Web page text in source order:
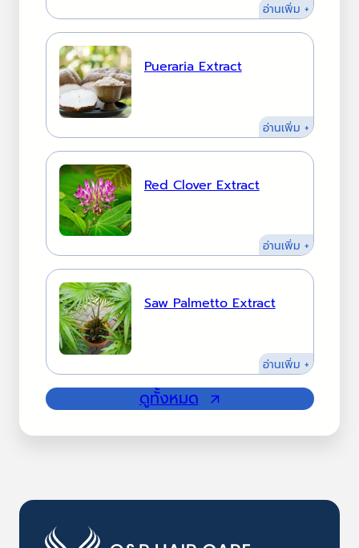
อ่านเพิ่ม +
Extract
อ่านเพิ่ม +
Extract
Pueraria Extract
อ่านเพิ่ม +:
Clover
Red Clover Extract
อ่านเพิ่ม +
Palmetto
Extract
Saw Palmetto Extract
ดูทั้งหมด